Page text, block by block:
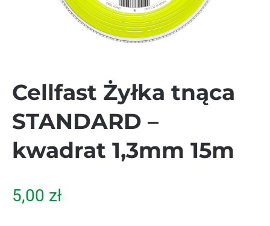
Cellfast Żyłka tnąca
STANDARD –
kwadrat 1,3mm 15m
5,00 zł